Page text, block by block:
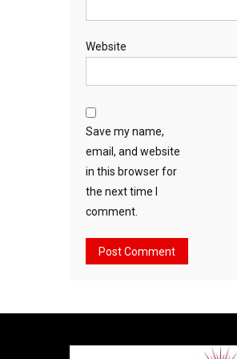
Website
Save my name,
email, and website
in this browser for
the next time I
comment.